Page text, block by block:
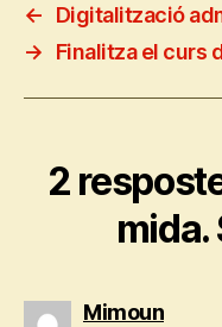
←
Digitalització
→
Finalitza el curs
2
mida.
Mimoundiu: